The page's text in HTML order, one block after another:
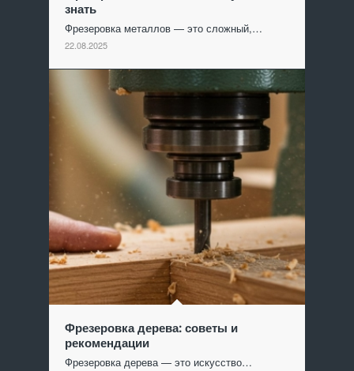
знать
Фрезеровка металлов — это сложный,…
22.08.2025
Фрезеровка дерева: советы и
рекомендации
Фрезеровка дерева — это искусство…